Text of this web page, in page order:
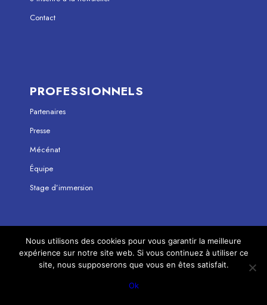
Contact
PROFESSIONNELS
Partenaires
Presse
Mécénat
Équipe
Stage d’immersion
© Copyright - Maison Jean Vilar 2023
Nous utilisons des cookies pour vous garantir la meilleure
expérience sur notre site web. Si vous continuez à utiliser ce
site, nous supposerons que vous en êtes satisfait.
Ok